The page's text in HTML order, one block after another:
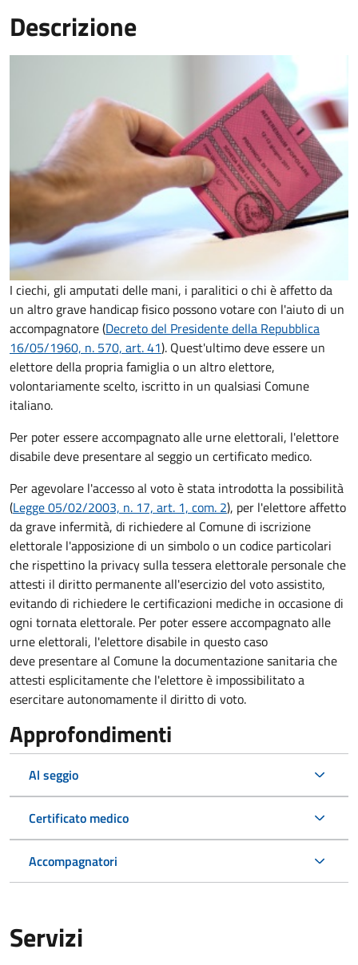
Descrizione
I ciechi, gli amputati delle mani, i paralitici o chi è affetto da
un altro grave handicap fisico possono votare con l'aiuto di un
accompagnatore (Decreto del Presidente della Repubblica
16/05/1960, n. 570, art. 41). Quest'ultimo deve essere un
elettore della propria famiglia o un altro elettore,
volontariamente scelto, iscritto in un qualsiasi Comune
italiano.
Per poter essere accompagnato alle urne elettorali, l'elettore
disabile deve presentare al seggio un certificato medico.
Per agevolare l'accesso al voto è stata introdotta la possibilità
(Legge 05/02/2003, n. 17, art. 1, com. 2), per l'elettore affetto
da grave infermità, di richiedere al Comune di iscrizione
elettorale l'apposizione di un simbolo o un codice particolari
che rispettino la privacy sulla tessera elettorale personale che
attesti il diritto permanente all'esercizio del voto assistito,
evitando di richiedere le certificazioni mediche in occasione di
ogni tornata elettorale. Per poter essere accompagnato alle
urne elettorali, l'elettore disabile in questo caso
deve presentare al Comune la documentazione sanitaria che
attesti esplicitamente che l'elettore è impossibilitato a
esercitare autonomamente il diritto di voto.
Approfondimenti
Al seggio
Certificato medico
Accompagnatori
Servizi